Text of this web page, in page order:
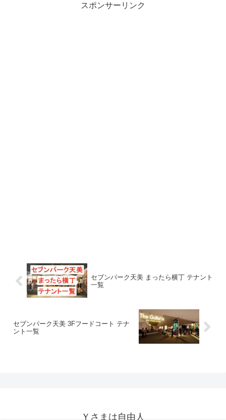
スポンサーリンク
セブンパーク天美 まったら横丁 テナント
一覧
セブンパーク天美 3Fフードコート テナ
ント一覧
Ｙさまは自由人